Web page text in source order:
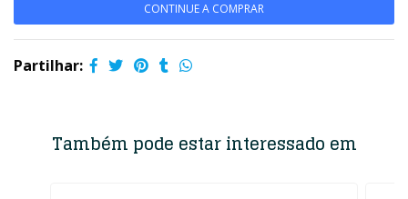
CONTINUE A COMPRAR
Partilhar:
Também pode estar interessado em